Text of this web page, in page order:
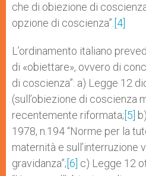
che di obiezione di
opzione di coscienza”. [4]
L’ordinamento italiano
di «obiettare», ovvero di
di coscienza”: a) Legge 12
(sull’obiezione di coscienza
recentemente riformata; [5]
1978, n.194 “Norme per la
maternità e sull’interruzione
gravidanza”; [6] c) Legge 12